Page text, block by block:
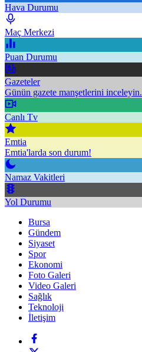
Hava Durumu
Maç Merkezi
Puan Durumu
Gazeteler
Günün gazete manşetlerini inceleyin.
Canlı Tv
Emtia
Emtia'larda son durum!
Namaz Vakitleri
Yol Durumu
Bursa
Gündem
Siyaset
Spor
Ekonomi
Foto Galeri
Video Galeri
Sağlık
Teknoloji
İletişim